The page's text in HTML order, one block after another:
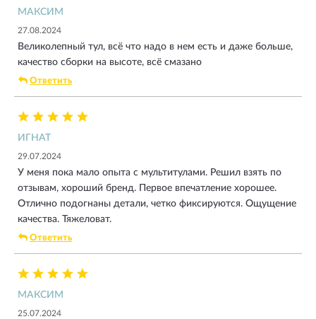
МАКСИМ
27.08.2024
Великолепный тул, всё что надо в нем есть и даже больше,
качество сборки на высоте, всё смазано
Ответить
ИГНАТ
29.07.2024
У меня пока мало опыта с мультитулами. Решил взять по
отзывам, хороший бренд. Первое впечатление хорошее.
Отлично подогнаны детали, четко фиксируются. Ощущение
качества. Тяжеловат.
Ответить
МАКСИМ
25.07.2024